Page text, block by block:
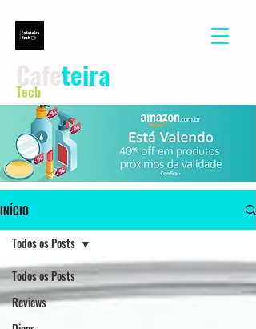
teira
Tech
INÍCIO
Todos os Posts
Reviews
Todos os Posts